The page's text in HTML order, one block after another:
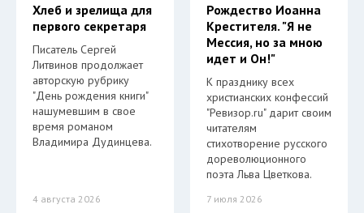
Хлеб и зрелища для
первого секретаря
Писатель Сергей
Литвинов продолжает
авторскую рубрику
"День рождения книги"
нашумевшим в свое
время романом
Владимира Дудинцева.
4 августа 2026
Рождество Иоанна
Крестителя. "Я не
Мессия, но за мною
идет и Он!"
К празднику всех
христианских конфессий
"Ревизор.ru" дарит своим
читателям
стихотворение русского
дореволюционного
поэта Льва Цветкова.
7 июля 2026